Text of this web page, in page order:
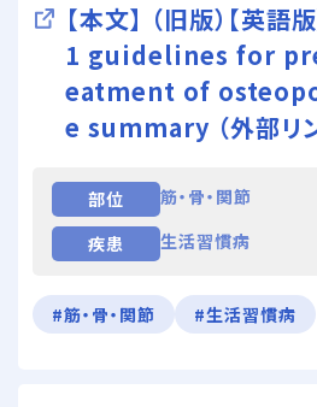
【本文】 （旧版）【英
1 guidelines for
eatment of
e summary （外部リン
部位
筋・骨・関節
疾患
生活習慣病
#筋・骨・関節 #生活習慣病